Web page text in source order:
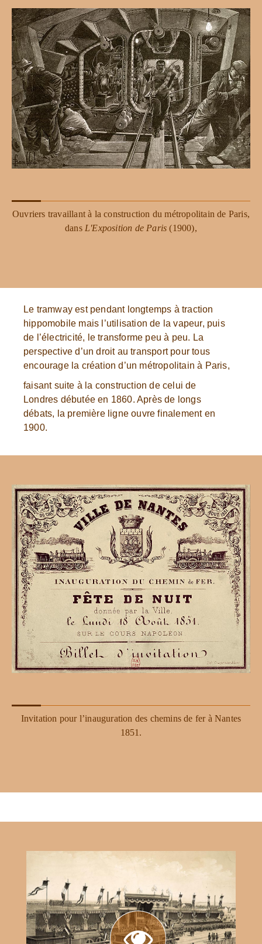
Ouvriers travaillant à la construction du métropolitain de Paris,
dans L'Exposition de Paris (1900),
Le tramway est pendant longtemps à traction
hippomobile mais l’utilisation de la vapeur, puis
de l’électricité, le transforme peu à peu. La
perspective d’un droit au transport pour tous
encourage la création d’un métropolitain à Paris,
faisant suite à la construction de celui de
Londres débutée en 1860. Après de longs
débats, la première ligne ouvre finalement en
1900.
Invitation pour l’inauguration des chemins de fer à Nantes
1851.